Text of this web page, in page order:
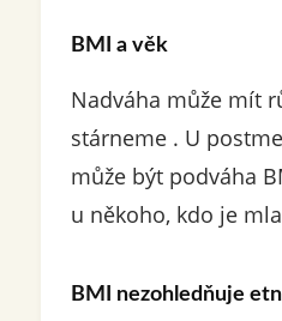
BMI a věk
Nadváha může mít
stárneme . U
může být podváha
u někoho, kdo je
BMI nezohledňuje